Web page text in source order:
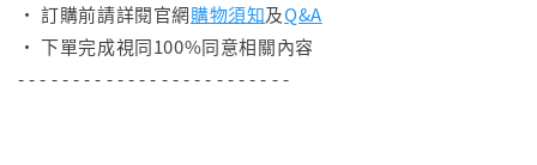
• 訂購前請詳閱官網購物須知及Q&A
• 下單完成視同100%同意相關內容
- - - - - - - - - - - - - - - - - - - - - - - - -